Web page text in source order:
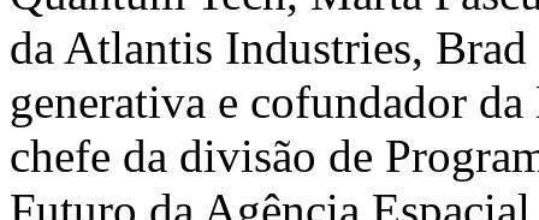
da Atlantis Industries,
generativa e cofundador
chefe da divisão de